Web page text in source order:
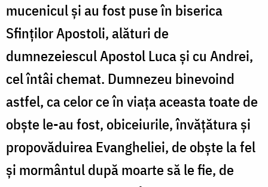
mucenicul și au fost puse în biserica
Sfinților Apostoli, alături de
dumnezeiescul Apostol Luca și cu Andrei,
cel întâi chemat. Dumnezeu binevoind
astfel, ca celor ce în viața aceasta toate de
obște le-au fost, obiceiurile, învățătura și
propovăduirea Evangheliei, de obște la fel
și mormântul după moarte să le fie, de